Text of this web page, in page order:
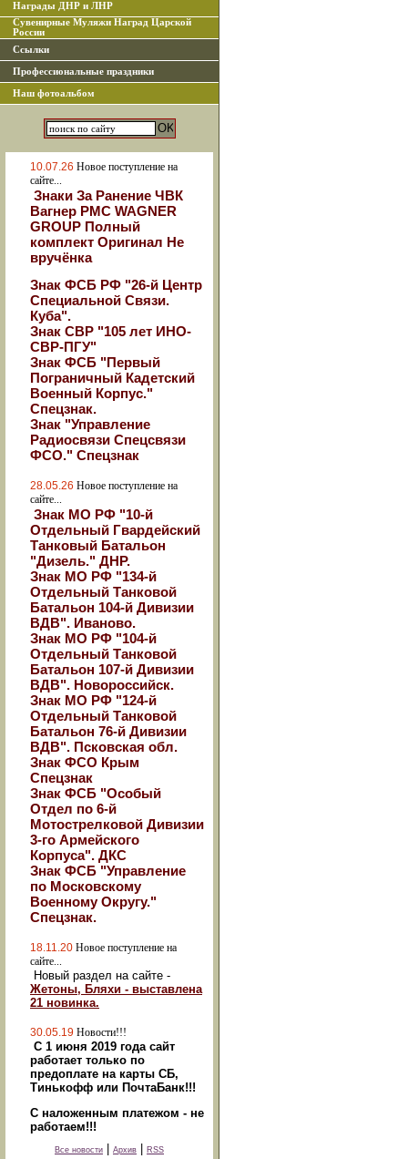
Награды ДНР и ЛНР
Сувенирные Муляжи Наград Царской
России
Ссылки
Профессиональные праздники
Наш фотоальбом
10.07.26 Новое поступление на
сайте...
Знаки За Ранение ЧВК
Вагнер РМС WAGNER
GROUP Полный
комплект Оригинал Не
вручёнка
Знак ФСБ РФ "26-й Центр
Специальной Связи.
Куба".
Знак СВР "105 лет ИНО-
СВР-ПГУ"
Знак ФСБ "Первый
Пограничный Кадетский
Военный Корпус."
Спецзнак.
Знак "Управление
Радиосвязи Спецсвязи
ФСО." Спецзнак
28.05.26 Новое поступление на
сайте...
Знак МО РФ "10-й
Отдельный Гвардейский
Танковый Батальон
"Дизель." ДНР.
Знак МО РФ "134-й
Отдельный Танковой
Батальон 104-й Дивизии
ВДВ". Иваново.
Знак МО РФ "104-й
Отдельный Танковой
Батальон 107-й Дивизии
ВДВ". Новороссийск.
Знак МО РФ "124-й
Отдельный Танковой
Батальон 76-й Дивизии
ВДВ". Псковская обл.
Знак ФСО Крым
Спецзнак
Знак ФСБ "Особый
Отдел по 6-й
Мотострелковой Дивизии
3-го Армейского
Корпуса". ДКС
Знак ФСБ "Управление
по Московскому
Военному Округу."
Спецзнак.
18.11.20 Новое поступление на
сайте...
Новый раздел на сайте -
Жетоны, Бляхи - выставлена
21 новинка.
30.05.19 Новости!!!
С 1 июня 2019 года сайт
работает только по
предоплате на карты СБ,
Тинькофф или ПочтаБанк!!!
С наложенным платежом - не
работаем!!!
Все новости Архив RSS